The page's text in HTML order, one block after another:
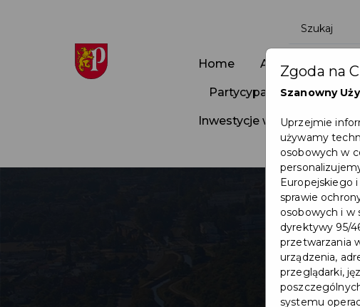
Home Aktualności
Partycypacja Społeczna
Inwestycje w Pruszczu
Zgoda na
Szanowny
Uprzejmie
używamy
osobowych w
Europejskiego
sprawie
osobowych i w
dyrektywy 95/
przetwarzania
urządzenia,
przeglądarki,
systemu